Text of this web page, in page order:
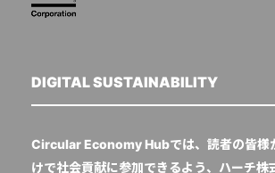
DIGITAL SUSTAINABILITY
Circular Economy Hubでは、読者の皆様
けで社会貢献に参加できるよう、ハーチ株